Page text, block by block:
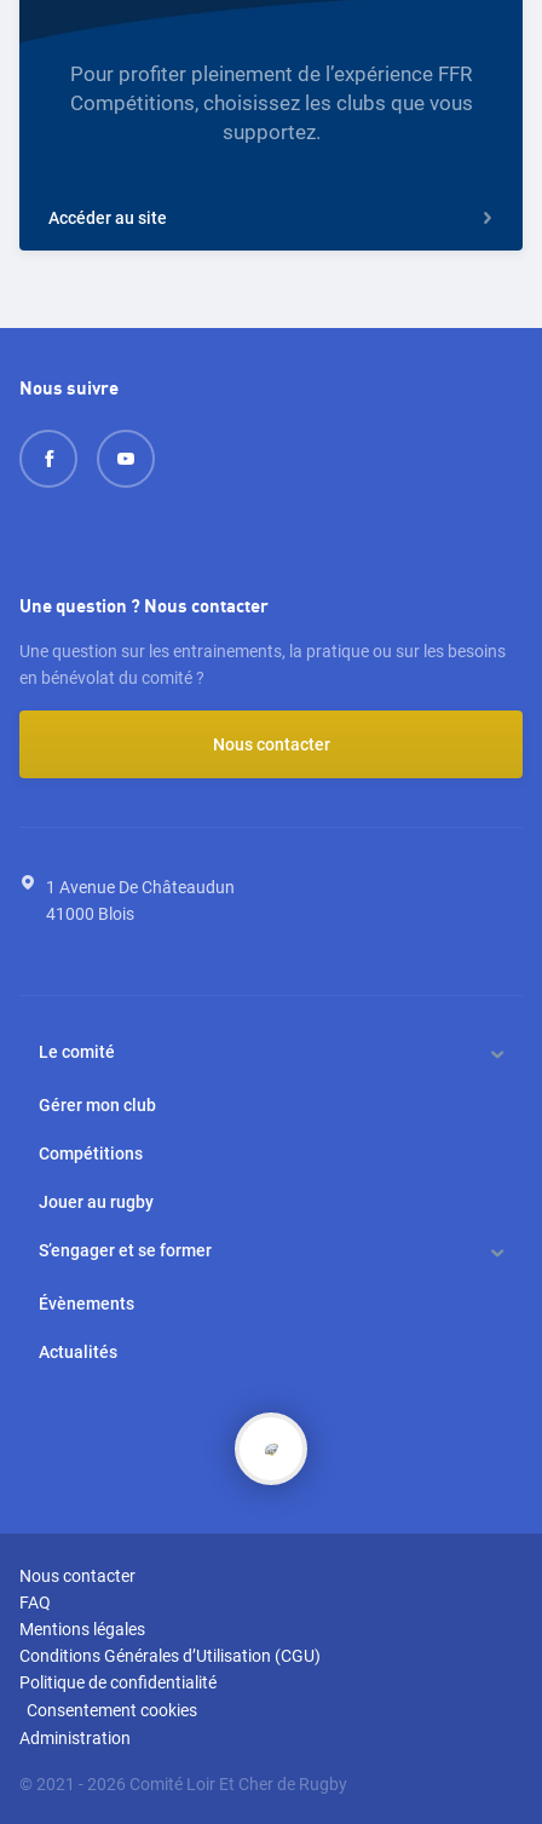
Pour profiter pleinement de l’expérience FFR
Compétitions, choisissez les clubs que vous
supportez.
Accéder au site
Nous suivre
Une question ? Nous contacter
Une question sur les entrainements, la pratique ou sur les besoins
en bénévolat du comité ?
Nous contacter
1 Avenue De Châteaudun
41000 Blois
Le comité
Gérer mon club
Compétitions
Jouer au rugby
S’engager et se former
Évènements
Actualités
Nous contacter
FAQ
Mentions légales
Conditions Générales d’Utilisation (CGU)
Politique de confidentialité
Consentement cookies
Administration
© 2021 - 2026 Comité Loir Et Cher de Rugby